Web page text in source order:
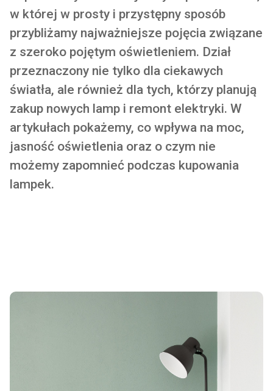
w której w prosty i przystępny sposób
przybliżamy najważniejsze pojęcia związane
z szeroko pojętym oświetleniem. Dział
przeznaczony nie tylko dla ciekawych
światła, ale również dla tych, którzy planują
zakup nowych lamp i remont elektryki. W
artykułach pokażemy, co wpływa na moc,
jasność oświetlenia oraz o czym nie
możemy zapomnieć podczas kupowania
lampek.